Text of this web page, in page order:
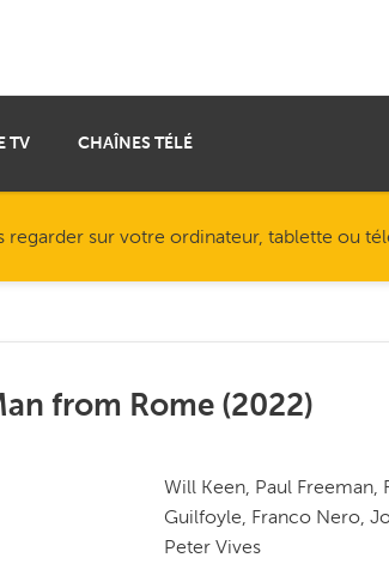
TV CHAÎNES TÉLÉ
sur votre ordinateur, tablette ou
from Rome (2022)
Will Keen, Paul Freeman,
Guilfoyle, Franco Nero,
Peter Vives